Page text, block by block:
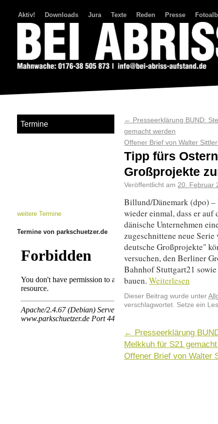
Aktiv! Downloads Jura Texte Reden Presse
← Presseerklärung BUND:
gemacht werden
Offener Brief von Walter
Tipp fürs
Großprojekte
Veröffentlicht am 20. Februar
Billund/Dänemark (dpo) –
wieder einmal, dass er auf
dänische Unternehmen
zugeschnittene neue
deutsche Großprojekte"
versuchen, den Berliner
Bahnhof Stuttgart21
bauen. Weiterlesen
Dieser Beitrag wurde unter
verschlagwortet. Setze ein
← Presseerklärung
Melkkuh für S21
Offener Brief von Walter
Termine
weitere Termine
Termine von parkschuetzer.de